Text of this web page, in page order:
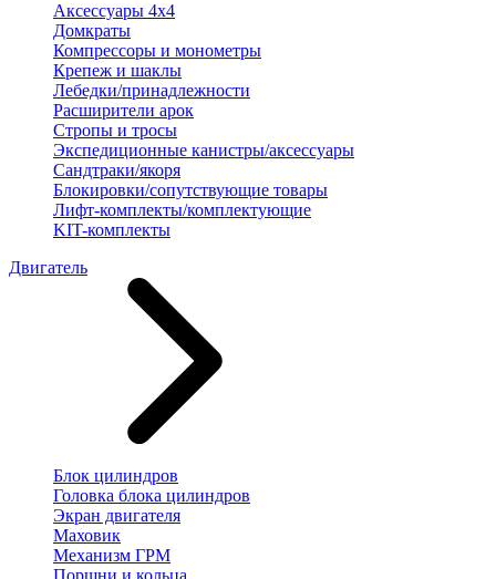
Аксессуары 4х4
Домкраты
Компрессоры и монометры
Крепеж и шаклы
Лебедки/принадлежности
Расширители арок
Стропы и тросы
Экспедиционные канистры/аксессуары
Сандтраки/якоря
Блокировки/сопутствующие товары
Лифт-комплекты/комплектующие
KIT-комплекты
Двигатель
Блок цилиндров
Головка блока цилиндров
Экран двигателя
Маховик
Механизм ГРМ